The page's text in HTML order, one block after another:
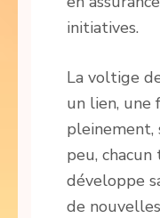
initiatives.
La voltige
un lien, une
pleinement,
peu, chacun
développe
de